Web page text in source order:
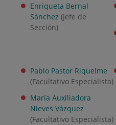
Enriqueta Bernal
Sánchez (Jefe de
Sección)
Pablo Pastor Riquelme
(Facultativo Especialista)
María Auxiliadora
Nieves Vázquez
(Facultativo Especialista)